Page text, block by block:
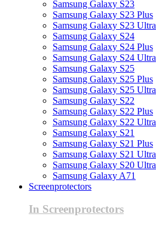
Samsung Galaxy S23
Samsung Galaxy S23 Plus
Samsung Galaxy S23 Ultra
Samsung Galaxy S24
Samsung Galaxy S24 Plus
Samsung Galaxy S24 Ultra
Samsung Galaxy S25
Samsung Galaxy S25 Plus
Samsung Galaxy S25 Ultra
Samsung Galaxy S22
Samsung Galaxy S22 Plus
Samsung Galaxy S22 Ultra
Samsung Galaxy S21
Samsung Galaxy S21 Plus
Samsung Galaxy S21 Ultra
Samsung Galaxy S20 Ultra
Samsung Galaxy A71
Screenprotectors
In Screenprotectors